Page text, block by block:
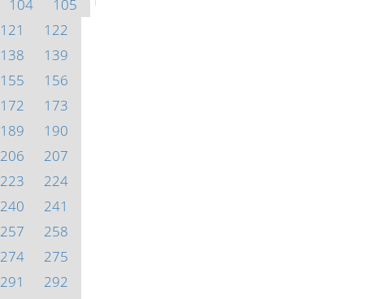
104
105
121
122
138
139
155
156
172
173
189
190
206
207
223
224
240
241
257
258
274
275
291
292